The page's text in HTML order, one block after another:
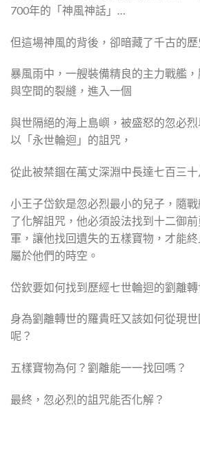
700年的「神風神話」…
但這場神風的背後，卻暗藏了千古的歷
暴風雨中，一艘裝備精良的主力戰艦
與空間的裂縫，進入一個
與世隔絕的海上島嶼，被盛怒的忽必
以「永世輪迴」的詛咒，
從此被禁錮在萬丈深淵中長達七百三十
小王子岱欽是忽必烈最小的兒子，隨
了化解詛咒，他必須設法找到十二御
軍，讓他找回遺失的五樣寶物，才能
屬於他們的時空。
岱欽要如何找到歷經七世輪迴的劉離轉
身為劉離轉世的羅貴旺又該如何從現
呢？
五樣寶物為何？劉離能一一找回嗎？
最終，忽必烈的詛咒能否化解？